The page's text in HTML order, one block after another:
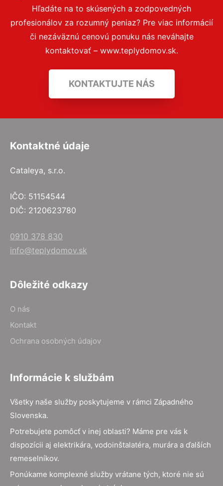
Hľadáte na to skúsených a zodpovedných
profesionálov za rozumný peniaz? Pre viac informácií
či nezáväznú cenovú ponuku nás neváhajte
kontaktovať – www.teplydomov.sk.
KONTAKTUJTE NÁS
Kontaktné údaje
Cataleya, s.r.o.
IČO: 51154544
DIČ: 2120623780
0910 378 830
info@teplydomov.sk
Dôležité odkazy
O nás
Kontakt
Ochrana osobných údajov
Informácie k službám
Všetky naše služby poskytujeme v rámci Západného
Slovenska.
Potrebujete pomôcť v inej oblasti? Máme pre vás k
dispozícii aj elektrikára, vodoinštalatéra, murára a ďalších
remeselníkov.
Ponúkame komplexné služby vrátane tých, ktoré nie sú